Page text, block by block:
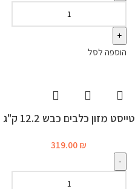
הוספה לסל
טייסט מזון כלבים כבש 12.2 ק"ג
319.00 ₪